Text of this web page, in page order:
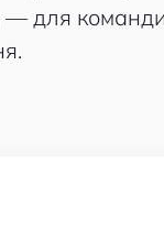
— для